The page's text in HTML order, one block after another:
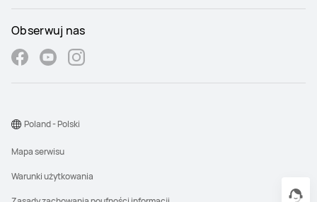
Obserwuj nas
Mapa serwisu
Warunki użytkowania
Poland - Polski